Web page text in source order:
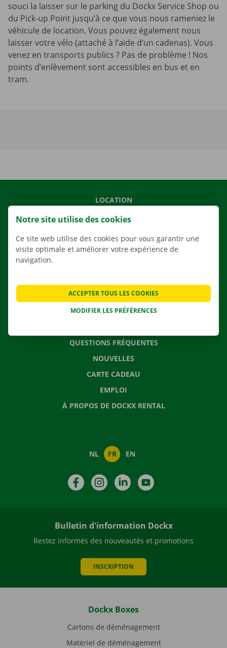
souci la laisser sur le parking du Dockx Service Shop ou
du Pick-up Point jusqu’à ce que vous nous rameniez le
véhicule de location. Vous pouvez également nous
laisser votre vélo (attaché à l’aide d’un cadenas). Vous
venez en transports publics ? Pas de problème ! Nos
points d’enlèvement sont accessibles en bus et en
tram.
LOCATION
NOS VÉHICULES
AGENCES
QUESTIONS FRÉQUENTES
NOUVELLES
CARTE CADEAU
EMPLOI
À PROPOS DE DOCKX RENTAL
NL FR EN
FacebookInstagramLinkedIn
Bulletin d'information Dockx
Restez informés des nouveautés et promotions
INSCRIPTION
Dockx Boxes
Cartons de déménagement
Matériel de déménagement
Notre site utilise des cookies
Ce site web utilise des cookies pour vous garantir une
visite optimale et améliorer votre expérience de
navigation.
MODIFIER LES PRÉFÉRENCES
ACCEPTER TOUS LES COOKIES